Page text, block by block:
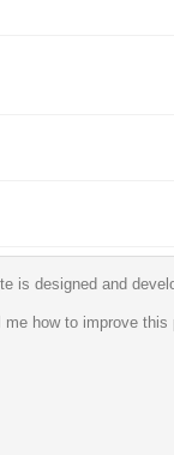
is designed and
me how to improve